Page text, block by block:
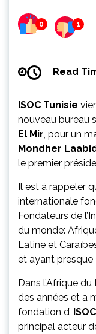
0 1
Read
ISOC Tunisie
nouveau bureau
El Mir, pour un
Mondher
le premier
Il est à rappeler
internationale
Fondateurs de
du monde:
Latine et
et ayant presque
Dans l’Afrique
des années et a
fondation d’
principal acteur